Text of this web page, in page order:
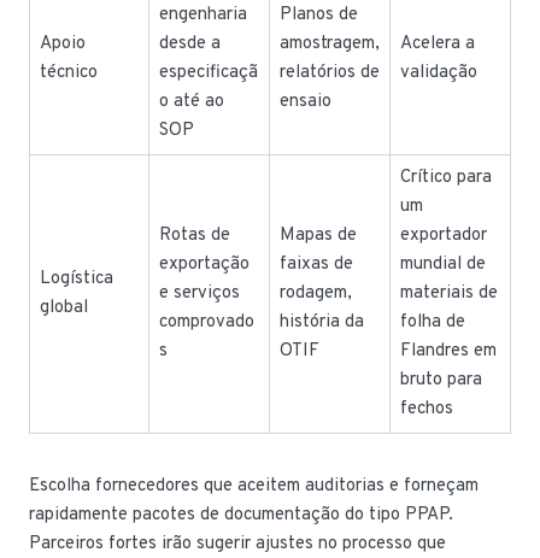
Apoio
técnico
engenharia
desde a
especificaçã
o até ao
SOP
Planos de
amostragem,
relatórios de
ensaio
Acelera a
validação
Logística
global
Rotas de
exportação
e serviços
comprovado
s
Mapas de
faixas de
rodagem,
história da
OTIF
Crítico para
um
exportador
mundial de
materiais de
folha de
Flandres em
bruto para
fechos
Escolha fornecedores que aceitem auditorias e forneçam
rapidamente pacotes de documentação do tipo PPAP.
Parceiros fortes irão sugerir ajustes no processo que